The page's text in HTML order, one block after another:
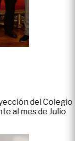
del Colegio
al mes de Julio